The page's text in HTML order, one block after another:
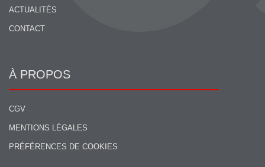
ACTUALITÉS
CONTACT
À PROPOS
CGV
MENTIONS LÉGALES
PRÉFÉRENCES DE COOKIES